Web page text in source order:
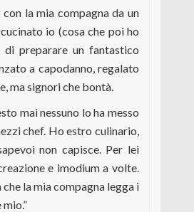
la mia compagna da un
io (cosa che poi ho
preparare un fantastico
a capodanno, regalato
ma signori che bontà.
mai nessuno lo ha messo
chef. Ho estro culinario,
non capisce. Per lei
e imodium a volte.
la mia compagna legga i